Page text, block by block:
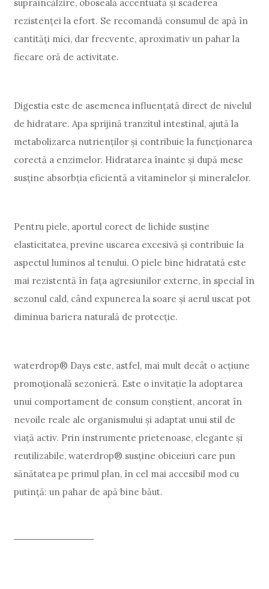
supraîncălzire, oboseală accentuată și scăderea
rezistenței la efort. Se recomandă consumul de apă în
cantități mici, dar frecvente, aproximativ un pahar la
fiecare oră de activitate.
Digestia este de asemenea influențată direct de nivelul
de hidratare. Apa sprijină tranzitul intestinal, ajută la
metabolizarea nutrienților și contribuie la funcționarea
corectă a enzimelor. Hidratarea înainte și după mese
susține absorbția eficientă a vitaminelor și mineralelor.
Pentru piele, aportul corect de lichide susține
elasticitatea, previne uscarea excesivă și contribuie la
aspectul luminos al tenului. O piele bine hidratată este
mai rezistentă în fața agresiunilor externe, în special în
sezonul cald, când expunerea la soare și aerul uscat pot
diminua bariera naturală de protecție.
waterdrop® Days este, astfel, mai mult decât o acțiune
promoțională sezonieră. Este o invitație la adoptarea
unui comportament de consum conștient, ancorat în
nevoile reale ale organismului și adaptat unui stil de
viață activ. Prin instrumente prietenoase, elegante și
reutilizabile, waterdrop® susține obiceiuri care pun
sănătatea pe primul plan, în cel mai accesibil mod cu
putință: un pahar de apă bine băut.